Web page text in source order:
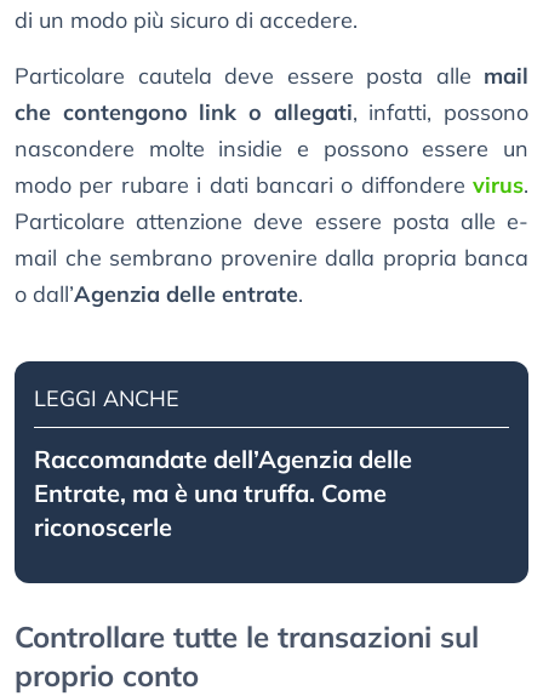
di un modo più sicuro di accedere.
Particolare cautela deve essere posta alle mail
che contengono link o allegati, infatti, possono
nascondere molte insidie e possono essere un
modo per rubare i dati bancari o diffondere virus.
Particolare attenzione deve essere posta alle e-
mail che sembrano provenire dalla propria banca
o dall’Agenzia delle entrate.
LEGGI ANCHE
Raccomandate dell’Agenzia delle
Entrate, ma è una truffa. Come
riconoscerle
Controllare tutte le transazioni sul
proprio conto